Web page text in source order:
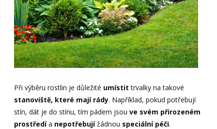
Při výběru rostlin je důležité umístittrvalky na takové
stanoviště, které mají rády. Například, pokud potřebují
stín, dát je do stínu, tím pádem jsouve svém přirozeném
prostředía nepotřebujížádnou speciální péči.